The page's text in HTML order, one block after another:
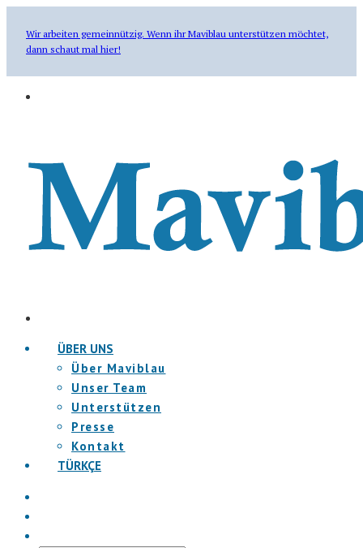
Wir arbeiten gemeinnützig. Wenn ihr Maviblau unterstützen möchtet,
dann schaut mal hier!
ÜBER UNS
Über Maviblau
Unser Team
Unterstützen
Presse
Kontakt
TÜRKÇE